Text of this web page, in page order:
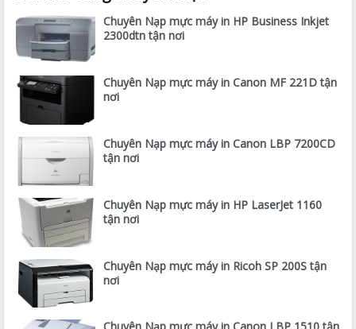
Chuyên Nạp mực máy in HP Business Inkjet
2300dtn tận nơi
Chuyên Nạp mực máy in Canon MF 221D tận
nơi
Chuyên Nạp mực máy in Canon LBP 7200CD
tận nơi
Chuyên Nạp mực máy in HP LaserJet 1160
tận nơi
Chuyên Nạp mực máy in Ricoh SP 200S tận
nơi